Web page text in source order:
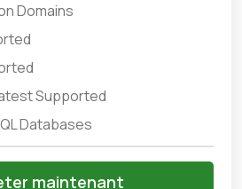
Domains
Supported
Databases
maintenant